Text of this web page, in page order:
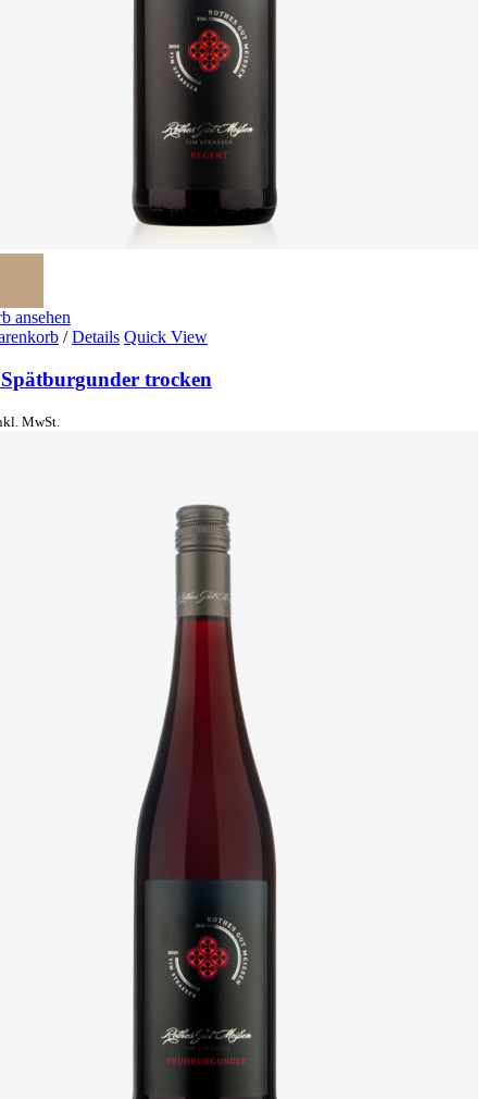
ansehen
/ Details Quick View
trocken
MwSt.